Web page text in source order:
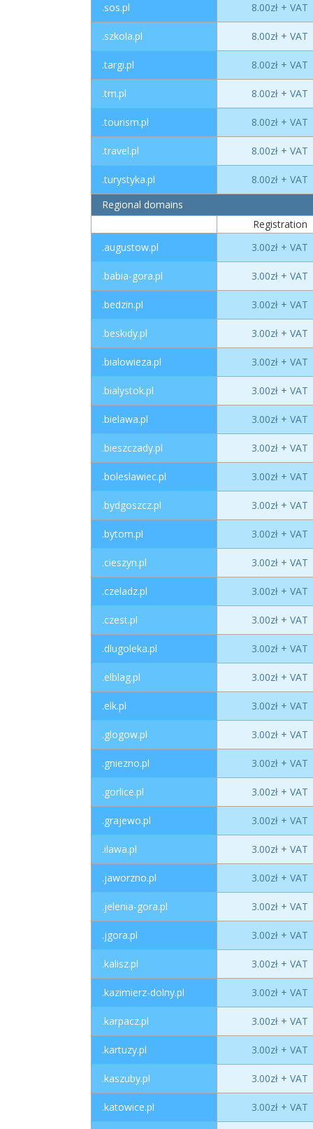
.sos.pl 8.00zł + VAT
.szkola.pl 8.00zł + VAT
.targi.pl 8.00zł + VAT
.tm.pl 8.00zł + VAT
.tourism.pl 8.00zł + VAT
.travel.pl 8.00zł + VAT
.turystyka.pl
8.00zł + VAT
Regional domains
Registration
.augustow.pl
3.00zł + VAT
.babia-gora.pl 3.00zł + VAT
.bedzin.pl 3.00zł + VAT
.beskidy.pl 3.00zł + VAT
.bialowieza.pl 3.00zł + VAT
.bialystok.pl 3.00zł + VAT
.bielawa.pl 3.00zł + VAT
.bieszczady.pl 3.00zł + VAT
.boleslawiec.pl 3.00zł + VAT
.bydgoszcz.pl 3.00zł + VAT
.bytom.pl 3.00zł + VAT
.cieszyn.pl 3.00zł + VAT
.czeladz.pl 3.00zł + VAT
.czest.pl 3.00zł + VAT
.dlugoleka.pl 3.00zł + VAT
.elblag.pl 3.00zł + VAT
.elk.pl 3.00zł + VAT
.glogow.pl 3.00zł + VAT
.gniezno.pl 3.00zł + VAT
.gorlice.pl 3.00zł + VAT
.grajewo.pl 3.00zł + VAT
.ilawa.pl 3.00zł + VAT
.jaworzno.pl 3.00zł + VAT
.jelenia-gora.pl 3.00zł + VAT
.jgora.pl 3.00zł + VAT
.kalisz.pl 3.00zł + VAT
.kazimierz-dolny.pl 3.00zł + VAT
.karpacz.pl 3.00zł + VAT
.kartuzy.pl 3.00zł + VAT
.kaszuby.pl 3.00zł + VAT
.katowice.pl 3.00zł + VAT